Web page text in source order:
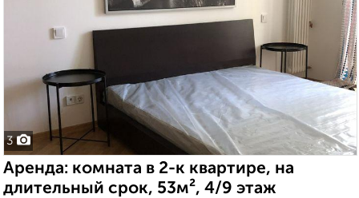
3
Аренда: комната в 2-к квартире, на
длительный срок, 53м², 4/9 этаж